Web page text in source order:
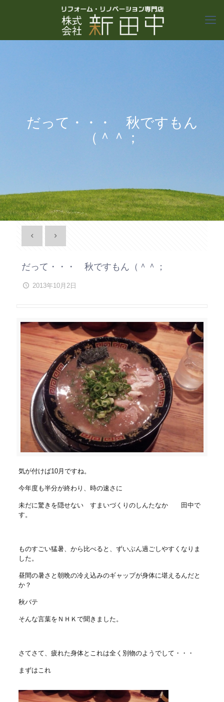
だって・・・ 秋ですもん
（＾＾；
だって・・・ 秋ですもん（＾＾；
2013年10月2日
気が付けば10月ですね。
今年度も半分が終わり、時の速さに
未だに驚きを隠せない すまいづくりのしんたなか 田中で
す。
ものすごい猛暑、から比べると、ずいぶん過ごしやすくなりま
した。
昼間の暑さと朝晩の冷え込みのギャップが身体に堪えるんだと
か？
秋バテ
そんな言葉をＮＨＫで聞きました。
さてさて、疲れた身体とこれは全く別物のようでして・・・
まずはこれ